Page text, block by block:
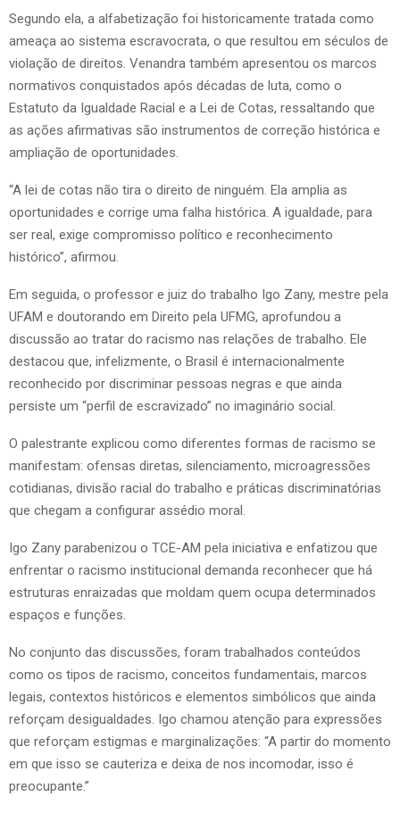
Segundo ela, a alfabetização foi historicamente tratada como
ameaça ao sistema escravocrata, o que resultou em séculos de
violação de direitos. Venandra também apresentou os marcos
normativos conquistados após décadas de luta, como o
Estatuto da Igualdade Racial e a Lei de Cotas, ressaltando que
as ações afirmativas são instrumentos de correção histórica e
ampliação de oportunidades.
“A lei de cotas não tira o direito de ninguém. Ela amplia as
oportunidades e corrige uma falha histórica. A igualdade, para
ser real, exige compromisso político e reconhecimento
histórico”, afirmou.
Em seguida, o professor e juiz do trabalho Igo Zany, mestre pela
UFAM e doutorando em Direito pela UFMG, aprofundou a
discussão ao tratar do racismo nas relações de trabalho. Ele
destacou que, infelizmente, o Brasil é internacionalmente
reconhecido por discriminar pessoas negras e que ainda
persiste um “perfil de escravizado” no imaginário social.
O palestrante explicou como diferentes formas de racismo se
manifestam: ofensas diretas, silenciamento, microagressões
cotidianas, divisão racial do trabalho e práticas discriminatórias
que chegam a configurar assédio moral.
Igo Zany parabenizou o TCE-AM pela iniciativa e enfatizou que
enfrentar o racismo institucional demanda reconhecer que há
estruturas enraizadas que moldam quem ocupa determinados
espaços e funções.
No conjunto das discussões, foram trabalhados conteúdos
como os tipos de racismo, conceitos fundamentais, marcos
legais, contextos históricos e elementos simbólicos que ainda
reforçam desigualdades. Igo chamou atenção para expressões
que reforçam estigmas e marginalizações: “A partir do momento
em que isso se cauteriza e deixa de nos incomodar, isso é
preocupante.”